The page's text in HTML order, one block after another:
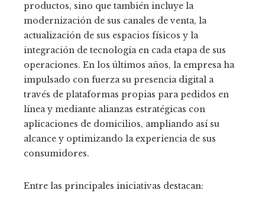
productos, sino que también incluye la
modernización de sus canales de venta, la
actualización de sus espacios físicos y la
integración de tecnología en cada etapa de sus
operaciones. En los últimos años, la empresa ha
impulsado con fuerza su presencia digital a
través de plataformas propias para pedidos en
línea y mediante alianzas estratégicas con
aplicaciones de domicilios, ampliando así su
alcance y optimizando la experiencia de sus
consumidores.
Entre las principales iniciativas destacan: